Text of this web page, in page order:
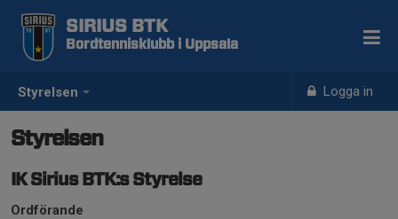
Styrelsen Logga in
SIRIUS BTK
Bordtennisklubb i Uppsala
Styrelsen
IK Sirius BTK:s Styrelse
Ordförande